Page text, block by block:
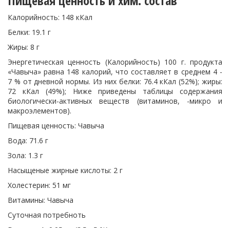
Калорийность: 148 кКал
Белки: 19.1 г
Жиры: 8 г
Энергетическая ценность (Калорийность) 100 г. продукта
«Чавыча» равна 148 калорий, что составляет в среднем 4 -
7 % от дневной нормы. Из них белки: 76.4 кКал (52%); жиры:
72 кКал (49%); Ниже приведены таблицы содержания
биологически-активных веществ (витаминов, -микро и
макроэлементов).
Пищевая ценность: Чавыча
Вода: 71.6 г
Зола: 1.3 г
Насыщеные жирные кислоты: 2 г
Холестерин: 51 мг
Витамины: Чавыча
Суточная потребноть